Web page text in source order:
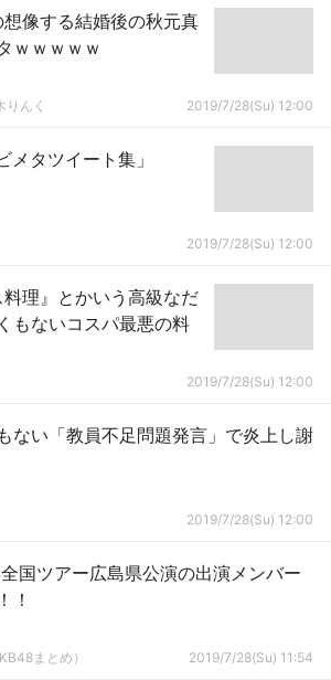
想像する結婚後の秋元真
ｗｗｗｗｗ
りんく 2019/7/28(Su) 12:00
メタツイート集」
2019/7/28(Su) 12:00
料理』とかいう高級なだ
もないコスパ最悪の料
2019/7/28(Su) 12:00
ない「教員不足問題発言」で炎上し謝
2019/7/28(Su) 12:00
国ツアー広島県公演の出演メンバー
！
まとめ） 2019/7/28(Su) 11:54